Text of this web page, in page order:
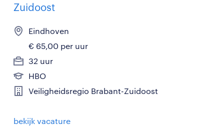
Zuidoost
Eindhoven
€ 65,00 per uur
32 uur
HBO
Veiligheidsregio Brabant-Zuidoost
bekijk vacature